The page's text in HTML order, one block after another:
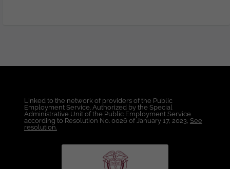
el perfil técnico. Esta vacante es
Linked to the network of providers of the Public
Employment Service. Authorized by the Special
Administrative Unit of the Public Employment Service
according to Resolution No. 0026 of January 17, 2023, See
resolution.